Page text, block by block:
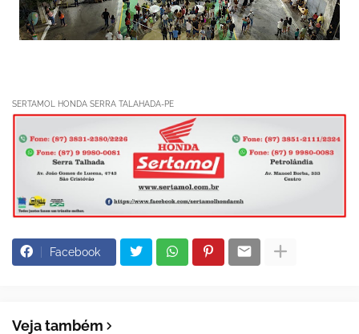
SERTAMOL HONDA SERRA TALAHADA-PE
Facebook
Veja também